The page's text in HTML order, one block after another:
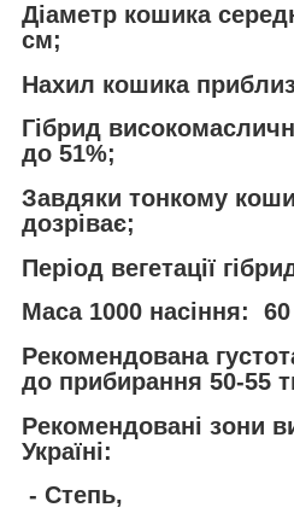
Діаметр кошика
см;
Нахил кошика
Гібрид
до 51%;
Завдяки тонкому
дозріває;
Період вегетації
Маса 1000 насіння: 60
Рекомендована
до прибирання 50-55
Рекомендовані зони
Україні:
- Степь,